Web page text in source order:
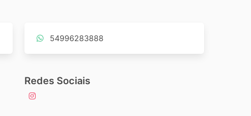
54996283888
Redes Sociais